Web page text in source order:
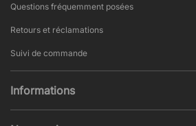
Questions fréquemment posées
Retours et réclamations
Suivi de commande
Informations